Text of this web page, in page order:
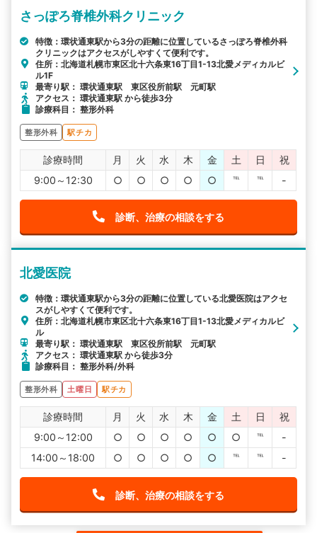
さっぽろ脊椎外科クリニック
特徴：環状通東駅から3分の距離に位置しているさっぽろ脊椎外科
クリニックはアクセスがしやすくて便利です。
住所：北海道札幌市東区北十六条東16丁目1-13北愛メディカルビ
ル1F
最寄り駅： 環状通東駅 東区役所前駅 元町駅
アクセス： 環状通東駅 から徒歩3分
診療科目： 整形外科
整形外科 駅チカ
診療時間 月 火 水 木 金 土 日
祝
9:00～12:30
○ ○ ○ ○ ○ ℡ ℡ -
診断、治療の相談をする
北愛医院
特徴：環状通東駅から3分の距離に位置している北愛医院はアクセ
スがしやすくて便利です。
住所：北海道札幌市東区北十六条東16丁目1-13北愛メディカルビ
ル
最寄り駅： 環状通東駅 東区役所前駅 元町駅
アクセス： 環状通東駅 から徒歩3分
診療科目： 整形外科/外科
整形外科 土曜日 駅チカ
診療時間 月 火 水 木 金 土 日
祝
9:00～12:00
○ ○ ○ ○ ○ ○ ℡
-
14:00～18:00
○ ○ ○ ○ ○ ℡ ℡ -
診断、治療の相談をする